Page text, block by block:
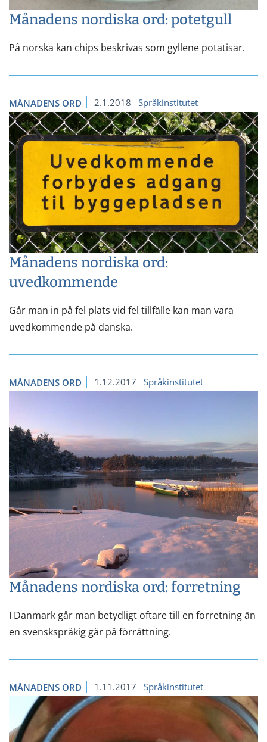
Månadens nordiska ord: potetgull
På norska kan chips beskrivas som gyllene potatisar.
MÅNADENS ORD 2.1.2018 Språkinstitutet
Månadens nordiska ord:
uvedkommende
Går man in på fel plats vid fel tillfälle kan man vara
uvedkommende på danska.
MÅNADENS ORD 1.12.2017 Språkinstitutet
Månadens nordiska ord: forretning
I Danmark går man betydligt oftare till en forretning än
en svenskspråkig går på förrättning.
MÅNADENS ORD 1.11.2017 Språkinstitutet